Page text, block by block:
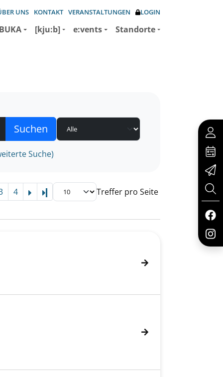
UNS KONTAKT VERANSTALTUNGEN LOGIN
[kju:b] e:vents Standorte
Suche)
4 Letzte Seite Treffer pro Seite